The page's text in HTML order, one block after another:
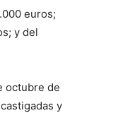
euros;
y del
octubre de
y